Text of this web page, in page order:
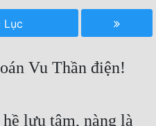
Lục
Vu Thần điện!
lưu tâm, nàng là